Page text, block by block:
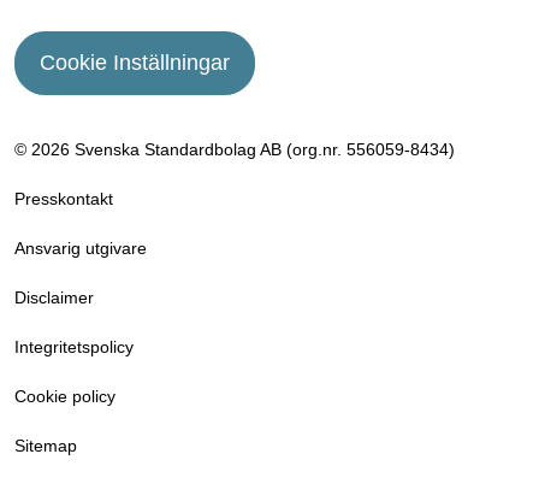
Cookie Inställningar
© 2026 Svenska Standardbolag AB (org.nr. 556059­-8434)
Presskontakt
Ansvarig utgivare
Disclaimer
Integritetspolicy
Cookie policy
Sitemap